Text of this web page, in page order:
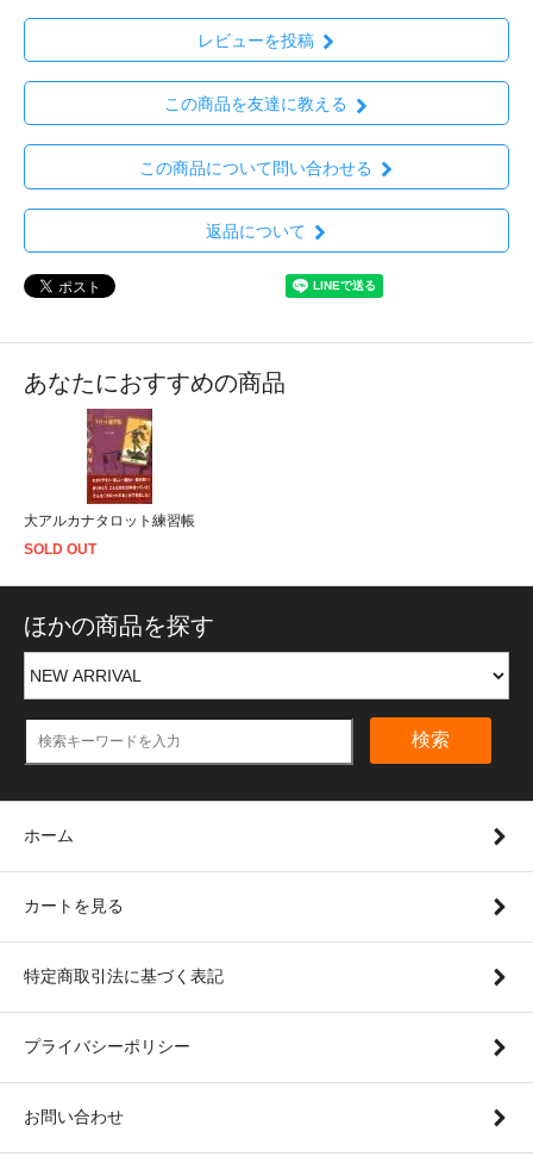
レビューを投稿
この商品を友達に教える
この商品について問い合わせる
返品について
あなたにおすすめの商品
大アルカナタロット練習帳
SOLD OUT
ほかの商品を探す
検索
ホーム
カートを見る
特定商取引法に基づく表記
プライバシーポリシー
お問い合わせ